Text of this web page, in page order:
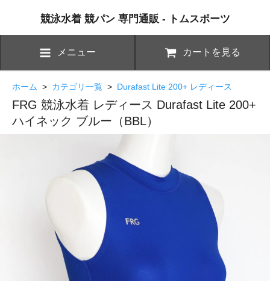
競泳水着 競パン 専門通販 - トムスポーツ
メニュー カートを見る
ホーム > カテゴリ一覧 > Durafast Lite 200+ レディース
FRG 競泳水着 レディース Durafast Lite 200+
ハイネック ブルー（BBL）